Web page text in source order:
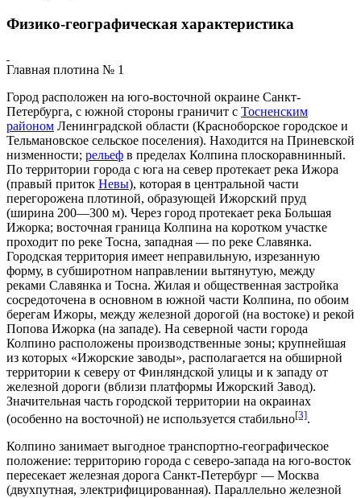
Физико-географическая характеристика
Главная плотина № 1
Город расположен на юго-восточной окраине Санкт-
Петербурга, с южной стороны граничит с Тосненским
районом Ленинградской области (Красноборское городское и
Тельмановское сельское поселения). Находится на Приневской
низменности; рельеф в пределах Колпина плоскоравнинный.
По территории города с юга на север протекает река Ижора
(правый приток Невы), которая в центральной части
перегорожена плотиной, образующей Ижорский пруд
(ширина 200—300 м). Через город протекает река Большая
Ижорка; восточная граница Колпина на коротком участке
проходит по реке Тосна, западная — по реке Славянка.
Городская территория имеет неправильную, изрезанную
форму, в субширотном направлении вытянутую, между
реками Славянка и Тосна. Жилая и общественная застройка
сосредоточена в основном в южной части Колпина, по обоим
берегам Ижоры, между железной дорогой (на востоке) и рекой
Попова Ижорка (на западе). На северной части города
Колпино расположены производственные зоны; крупнейшая
из которых «Ижорские заводы», располагается на обширной
территории к северу от Финляндской улицы и к западу от
железной дороги (вблизи платформы Ижорский Завод).
Значительная часть городской территории на окраинах
(особенно на восточной) не используется стабильно[3].
Колпино занимает выгодное транспортно-географическое
положение: территорию города с северо-запада на юго-восток
пересекает железная дорога Санкт-Петербург — Москва
(двухпутная, электрифицированная). Параллельно железной